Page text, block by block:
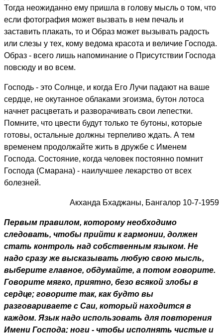
Тогда неожиданно ему пришла в голову мысль о том, что
если фотография может вызвать в нем печаль и
заставить плакать, то и Образ может вызывать радость
или слезы у тех, кому ведома красота и величие Господа.
Образ - всего лишь напоминание о Присутствии Господа
повсюду и во всем.
Господь - это Солнце, и когда Его Лучи падают на ваше
сердце, не окутанное облаками эгоизма, бутон лотоса
начнет расцветать и разворачивать свои лепестки.
Помните, что цвести будут только те бутоны, которые
готовы, остальные должны терпеливо ждать. А тем
временем продолжайте жить в дружбе с Именем
Господа. Состояние, когда человек постоянно помнит
Господа (Смарана) - наилучшее лекарство от всех
болезней.
Акханда Бхаджаны, Бангалор 10-7-1959
Первым правилом, которому необходимо
следовать, чтобы прийти к гармонии, должен
стать контроль над собственным языком. Не
надо сразу же высказывать любую свою мысль,
выберите главное, обдумайте, а потом говорите.
Говорите мягко, приятно, безо всякой злобы в
сердце; говорите так, как будто вы
разговариваете с Саи, который находится в
каждом. Язык надо использовать для повторения
Имени Господа; ноги - чтобы исполнять чистые и